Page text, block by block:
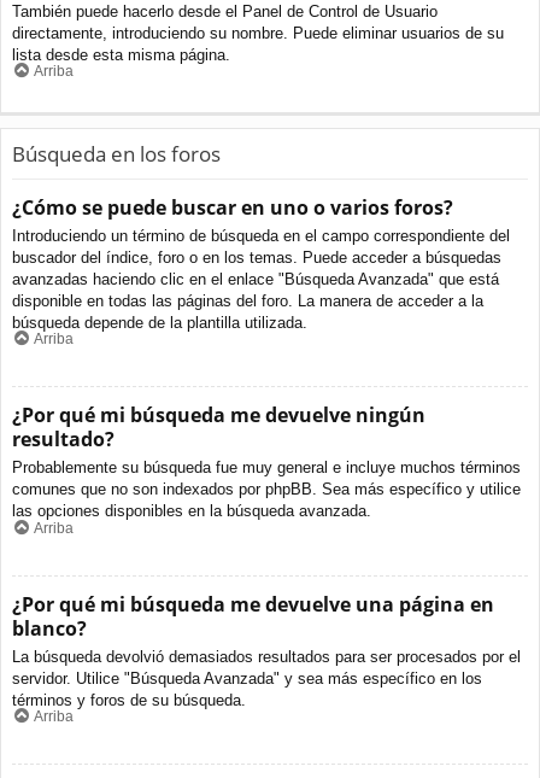
También puede hacerlo desde el Panel de Control de Usuario
directamente, introduciendo su nombre. Puede eliminar usuarios de su
lista desde esta misma página.
Arriba
Búsqueda en los foros
¿Cómo se puede buscar en uno o varios foros?
Introduciendo un término de búsqueda en el campo correspondiente del
buscador del índice, foro o en los temas. Puede acceder a búsquedas
avanzadas haciendo clic en el enlace "Búsqueda Avanzada" que está
disponible en todas las páginas del foro. La manera de acceder a la
búsqueda depende de la plantilla utilizada.
Arriba
¿Por qué mi búsqueda me devuelve ningún
resultado?
Probablemente su búsqueda fue muy general e incluye muchos términos
comunes que no son indexados por phpBB. Sea más específico y utilice
las opciones disponibles en la búsqueda avanzada.
Arriba
¿Por qué mi búsqueda me devuelve una página en
blanco?
La búsqueda devolvió demasiados resultados para ser procesados por el
servidor. Utilice "Búsqueda Avanzada" y sea más específico en los
términos y foros de su búsqueda.
Arriba